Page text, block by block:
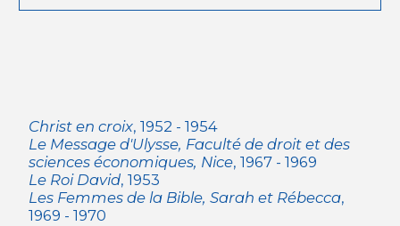
Christ en croix, 1952 - 1954
Le Message d'Ulysse, Faculté de droit et des
sciences économiques, Nice, 1967 - 1969
Le Roi David, 1953
Les Femmes de la Bible, Sarah et Rébecca,
1969 - 1970